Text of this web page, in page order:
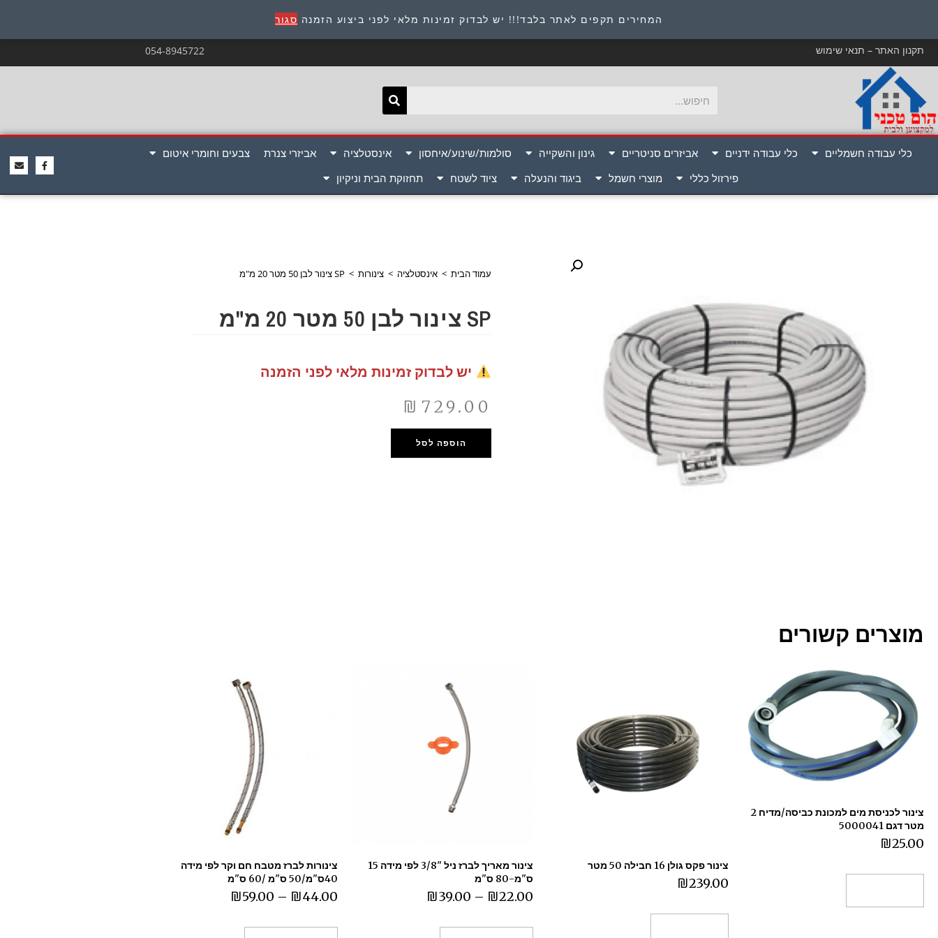
המחירים תקפים לאתר בלבד!!! יש לבדוק זמינות מלאי לפני ביצוע הזמנה סגור כתובת : היוזמים 9 אור יהודה שירות לקוחות 054-8945722
תקנון האתר – תנאי שימוש 054-8945722
כלי עבודה חשמליים כלי עבודה ידניים אביזרים סניטריים גינון והשקייה סולמות/שינוע/איחסון אינסטלציה אביזרי צנרת
צבעים וחומרי איטום
פירזול כללי
מוצרי חשמל ביגוד והנעלה ציוד לשטח תחזוקת הבית וניקיון
עמוד הבית > אינסטלציה > צינורות > SP צינור לבן 50 מטר 20 מ"מ
SP צינור לבן 50 מטר 20 מ"מ
יש לבדוק זמינות מלאי לפני הזמנה
₪ 729.00
הוספה לסל
מוצרים קשורים
צינור לכניסת מים למכונת כביסה/מדיח 2
מטר דגם 5000041
₪25.00
צינור פקס גולן 16 חבילה 50 מטר
₪239.00
צינור מאריך לברז ניל "3/8 לפי מידה 15
ס"מ-80 ס"מ
₪22.00
–
₪39.00
צינורות לברז מטבח חם וקר לפי מידה
40ס"מ/50 ס"מ /60 ס"מ
₪44.00
–
₪59.00